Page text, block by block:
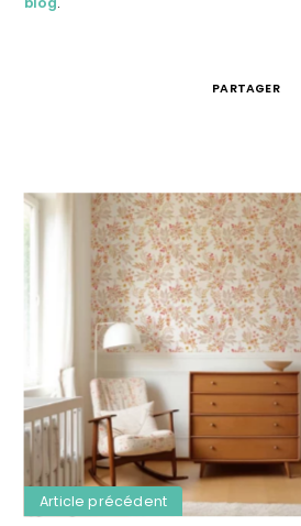
PARTAGER
Article précédent